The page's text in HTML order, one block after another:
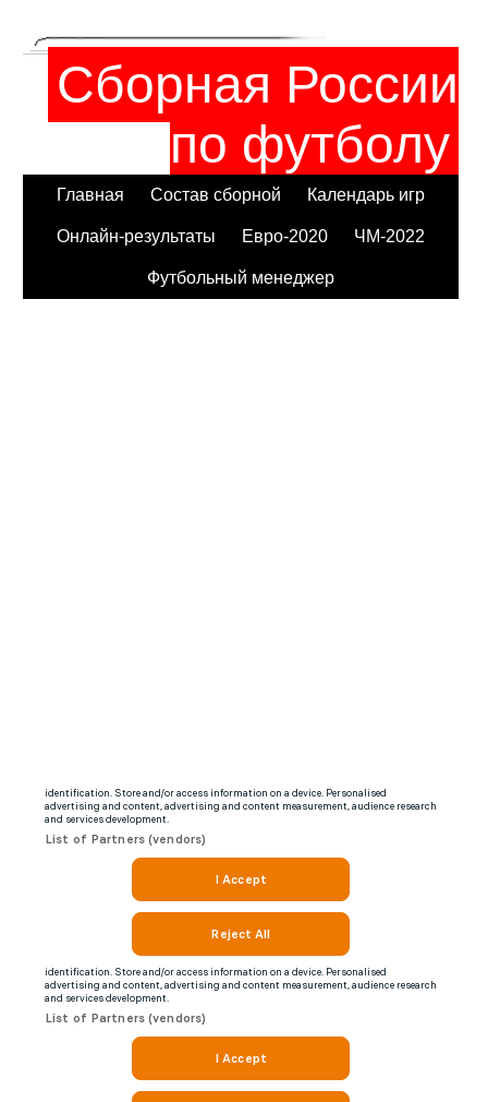
Сборная России
по футболу
Главная Состав сборной Календарь игр
Онлайн-результаты Евро-2020 ЧМ-2022
Футбольный менеджер